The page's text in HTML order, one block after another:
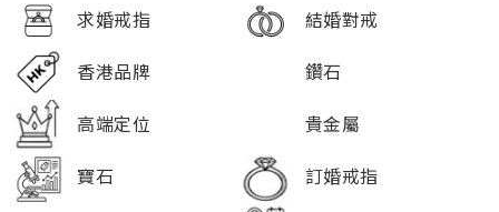
求婚戒指
結婚對戒
香港品牌
鑽石
高端定位
貴金屬
寶石
訂婚戒指